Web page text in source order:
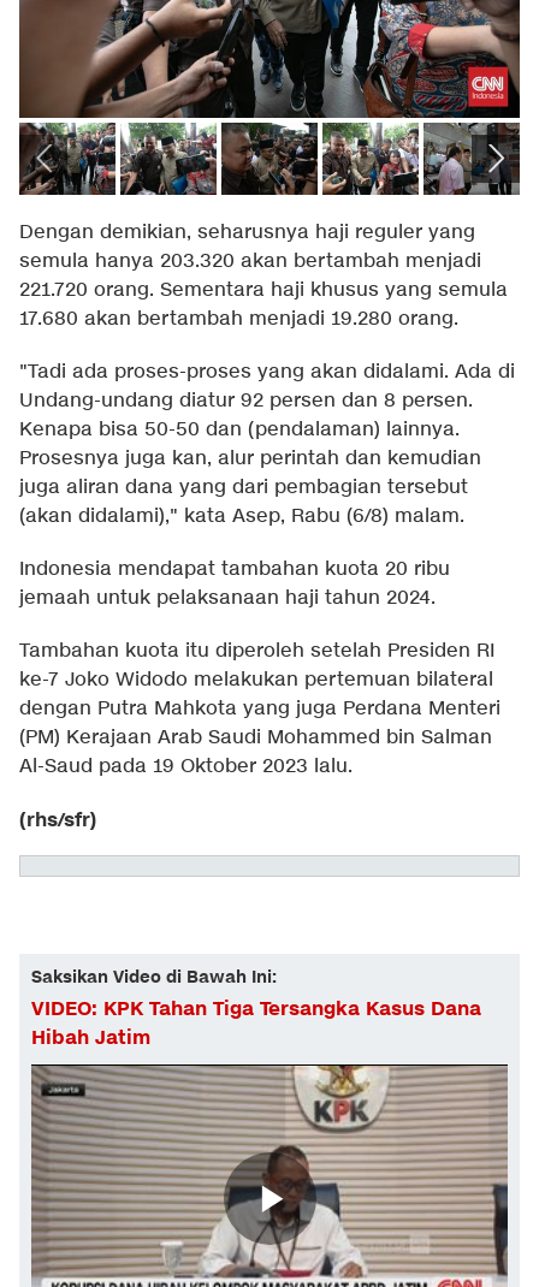
Dengan demikian, seharusnya haji reguler yang
semula hanya 203.320 akan bertambah menjadi
221.720 orang. Sementara haji khusus yang semula
17.680 akan bertambah menjadi 19.280 orang.
"Tadi ada proses-proses yang akan didalami. Ada di
Undang-undang diatur 92 persen dan 8 persen.
Kenapa bisa 50-50 dan (pendalaman) lainnya.
Prosesnya juga kan, alur perintah dan kemudian
juga aliran dana yang dari pembagian tersebut
(akan didalami)," kata Asep, Rabu (6/8) malam.
Indonesia mendapat tambahan kuota 20 ribu
jemaah untuk pelaksanaan haji tahun 2024.
Tambahan kuota itu diperoleh setelah Presiden RI
ke-7 Joko Widodo melakukan pertemuan bilateral
dengan Putra Mahkota yang juga Perdana Menteri
(PM) Kerajaan Arab Saudi Mohammed bin Salman
Al-Saud pada 19 Oktober 2023 lalu.
(rhs/sfr)
Saksikan Video di Bawah Ini:
VIDEO: KPK Tahan Tiga Tersangka Kasus Dana
Hibah Jatim